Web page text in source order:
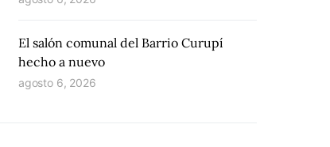
El salón comunal del Barrio Curupí
hecho a nuevo
agosto 6, 2026